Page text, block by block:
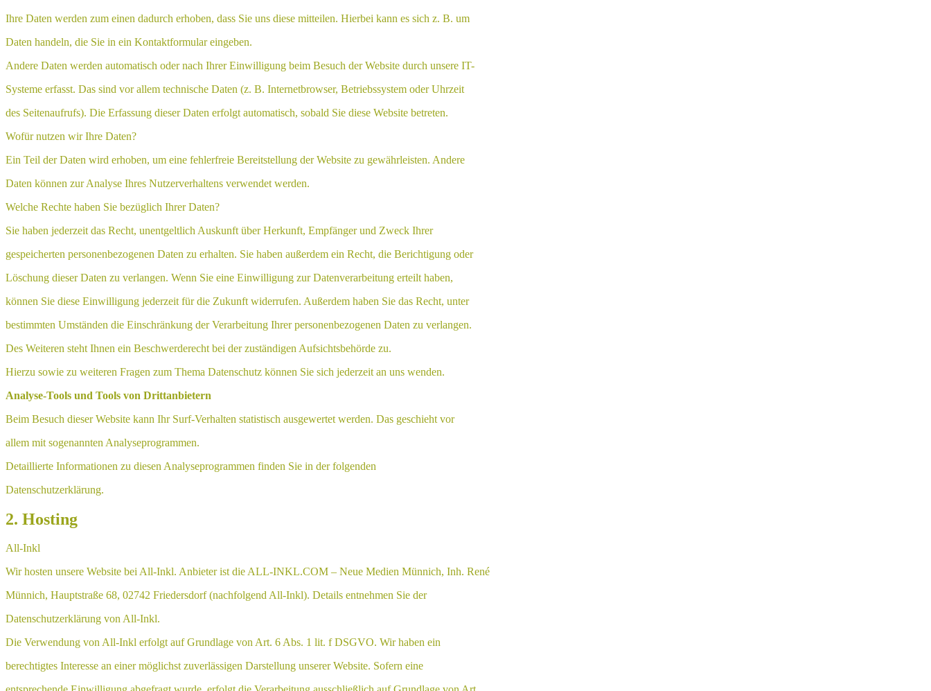
Ihre Daten werden zum einen dadurch erhoben, dass Sie uns diese mitteilen. Hierbei kann es sich z. B. um
Daten handeln, die Sie in ein Kontaktformular eingeben.
Andere Daten werden automatisch oder nach Ihrer Einwilligung beim Besuch der Website durch unsere IT-
Systeme erfasst. Das sind vor allem technische Daten (z. B. Internetbrowser, Betriebssystem oder Uhrzeit
des Seitenaufrufs). Die Erfassung dieser Daten erfolgt automatisch, sobald Sie diese Website betreten.
Wofür nutzen wir Ihre Daten?
Ein Teil der Daten wird erhoben, um eine fehlerfreie Bereitstellung der Website zu gewährleisten. Andere
Daten können zur Analyse Ihres Nutzerverhaltens verwendet werden.
Welche Rechte haben Sie bezüglich Ihrer Daten?
Sie haben jederzeit das Recht, unentgeltlich Auskunft über Herkunft, Empfänger und Zweck Ihrer
gespeicherten personenbezogenen Daten zu erhalten. Sie haben außerdem ein Recht, die Berichtigung oder
Löschung dieser Daten zu verlangen. Wenn Sie eine Einwilligung zur Datenverarbeitung erteilt haben,
können Sie diese Einwilligung jederzeit für die Zukunft widerrufen. Außerdem haben Sie das Recht, unter
bestimmten Umständen die Einschränkung der Verarbeitung Ihrer personenbezogenen Daten zu verlangen.
Des Weiteren steht Ihnen ein Beschwerderecht bei der zuständigen Aufsichtsbehörde zu.
Hierzu sowie zu weiteren Fragen zum Thema Datenschutz können Sie sich jederzeit an uns wenden.
Analyse-Tools und Tools von Drittanbietern
Beim Besuch dieser Website kann Ihr Surf-Verhalten statistisch ausgewertet werden. Das geschieht vor
allem mit sogenannten Analyseprogrammen.
Detaillierte Informationen zu diesen Analyseprogrammen finden Sie in der folgenden
Datenschutzerklärung.
2. Hosting
All-Inkl
Wir hosten unsere Website bei All-Inkl. Anbieter ist die ALL-INKL.COM – Neue Medien Münnich, Inh. René
Münnich, Hauptstraße 68, 02742 Friedersdorf (nachfolgend All-Inkl). Details entnehmen Sie der
Datenschutzerklärung von All-Inkl.
Die Verwendung von All-Inkl erfolgt auf Grundlage von Art. 6 Abs. 1 lit. f DSGVO. Wir haben ein
berechtigtes Interesse an einer möglichst zuverlässigen Darstellung unserer Website. Sofern eine